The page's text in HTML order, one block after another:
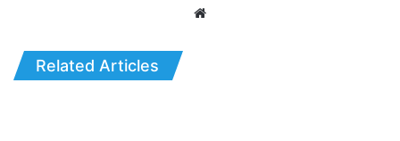
Related Articles